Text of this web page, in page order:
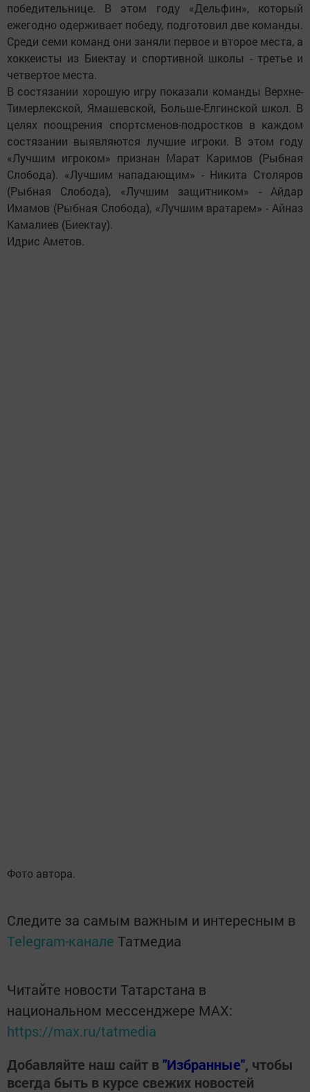
победительнице. В этом году «Дельфин», который
ежегодно одерживает победу, подготовил две команды.
Среди семи команд они заняли первое и второе места, а
хоккеисты из Биектау и спортивной школы - третье и
четвертое места.
В состязании хорошую игру показали команды Верхне-
Тимерлекской, Ямашевской, Больше-Елгинской школ. В
целях поощрения спортсменов-подростков в каждом
состязании выявляются лучшие игроки. В этом году
«Лучшим игроком» признан Марат Каримов (Рыбная
Слобода). «Лучшим нападающим» - Никита Столяров
(Рыбная Слобода), «Лучшим защитником» - Айдар
Имамов (Рыбная Слобода), «Лучшим вратарем» - Айназ
Камалиев (Биектау).
Идрис Аметов.
Фото автора.
Следите за самым важным и интересным в
Telegram-канале Татмедиа
Читайте новости Татарстана в
национальном мессенджере MАХ:
https://max.ru/tatmedia
Добавляйте наш сайт в"Избранные", чтобы
всегда быть в курсе свежих новостей